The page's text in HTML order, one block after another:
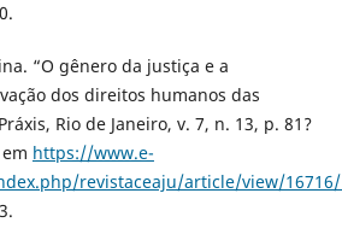
“O gênero da justiça e a
dos direitos humanos das
Rio de Janeiro, v. 7, n. 13, p. 81?
https://www.e-
revistaceaju/article/view/16716/